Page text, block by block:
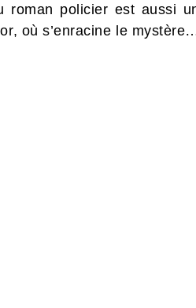
roman policier est aussi
où s’enracine le